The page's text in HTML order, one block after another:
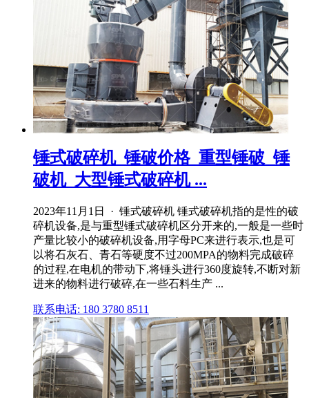
锤式破碎机_锤破价格_重型锤破_锤
破机_大型锤式破碎机 ...
2023年11月1日 · 锤式破碎机 锤式破碎机指的是性的破
碎机设备,是与重型锤式破碎机区分开来的,一般是一些时
产量比较小的破碎机设备,用字母PC来进行表示,也是可
以将石灰石、青石等硬度不过200MPA的物料完成破碎
的过程,在电机的带动下,将锤头进行360度旋转,不断对新
进来的物料进行破碎,在一些石料生产 ...
联系电话: 180 3780 8511